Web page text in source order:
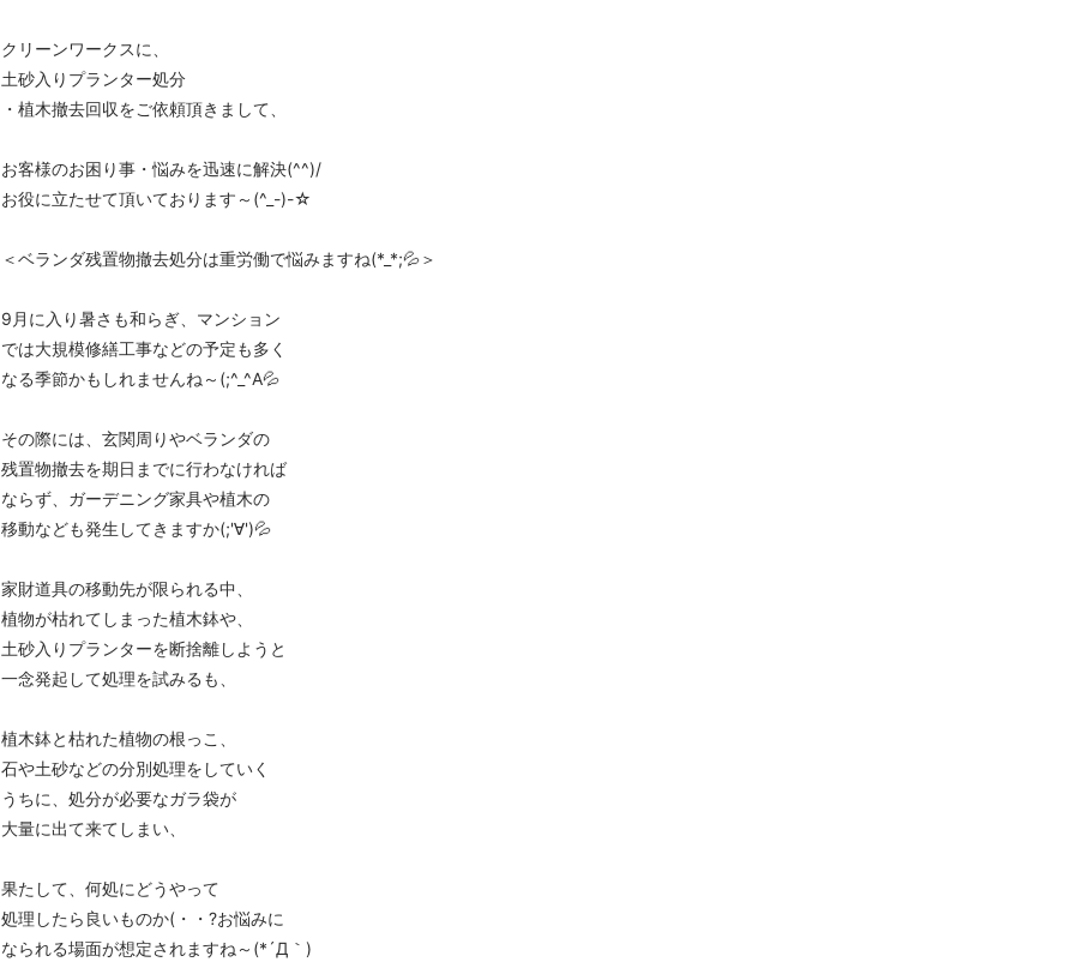
クリーンワークスに、
土砂入りプランター処分
・植木撤去回収をご依頼頂きまして、
お客様のお困り事・悩みを迅速に解決(^^)/
お役に立たせて頂いております～(^_-)-☆
＜ベランダ残置物撤去処分は重労働で悩みますね(*_*;💦＞
9月に入り暑さも和らぎ、マンション
では大規模修繕工事などの予定も多く
なる季節かもしれませんね～(;^_^A💦
その際には、玄関周りやベランダの
残置物撤去を期日までに行わなければ
ならず、ガーデニング家具や植木の
移動なども発生してきますか(;'∀')💦
家財道具の移動先が限られる中、
植物が枯れてしまった植木鉢や、
土砂入りプランターを断捨離しようと
一念発起して処理を試みるも、
植木鉢と枯れた植物の根っこ、
石や土砂などの分別処理をしていく
うちに、処分が必要なガラ袋が
大量に出て来てしまい、
果たして、何処にどうやって
処理したら良いものか(・・?お悩みに
なられる場面が想定されますね～(*´Д｀)